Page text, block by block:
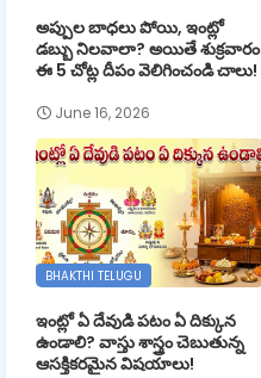
అప్పుల బాధలు పోయి, ఇంట్లో
డబ్బు నిలవాలా? అయితే శుక్రవారం
ఈ 5 చోట్ల దీపం వెలిగించండి చాలు!
June 16, 2026
BHAKTHI TELUGU
ఇంట్లో ఏ దేవుడి పటం ఏ దిక్కున
ఉండాలి? వాస్తు శాస్త్రం చెబుతున్న
ఆసక్తికరమైన విషయాలు!